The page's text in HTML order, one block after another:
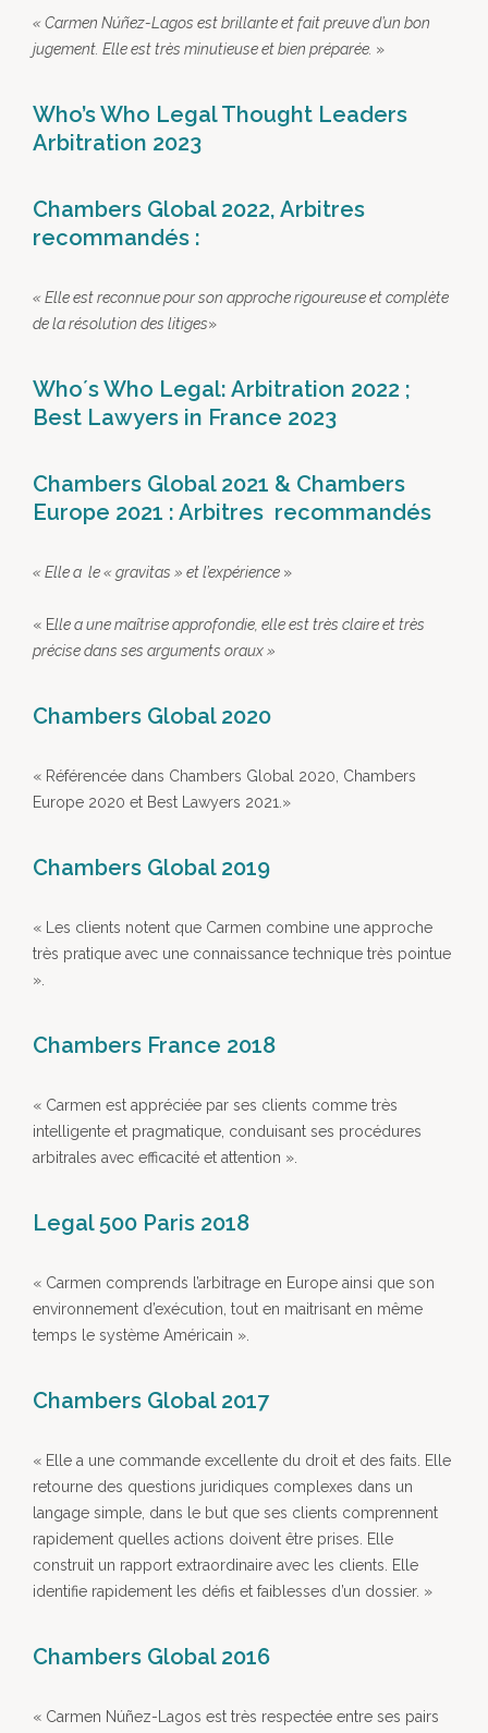
«Carmen Núñez-Lagos est brillante et fait preuve d’un bon
jugement. Elle est très minutieuse et bien préparée. »
Who’s Who Legal Thought Leaders
Arbitration 2023
Chambers Global 2022, Arbitres
recommandés :
«Elle est reconnue pour son approche rigoureuse et complète
de la résolution des litiges»
Who´s Who Legal: Arbitration 2022 ;
Best Lawyers in France 2023
Chambers Global 2021 & Chambers
Europe 2021 : Arbitres recommandés
« Elle a le « gravitas » et l’expérience »
« Elle a une maîtrise approfondie, elle est très claire et très
précise dans ses arguments oraux »
Chambers Global 2020
« Référencée dans Chambers Global 2020, Chambers
Europe 2020 et Best Lawyers 2021.»
Chambers Global 2019
« Les clients notent que Carmen combine une approche
très pratique avec une connaissance technique très pointue
».
Chambers France 2018
« Carmen est appréciée par ses clients comme très
intelligente et pragmatique, conduisant ses procédures
arbitrales avec efficacité et attention ».
Legal 500 Paris 2018
« Carmen comprends l’arbitrage en Europe ainsi que son
environnement d’exécution, tout en maitrisant en même
temps le système Américain ».
Chambers Global 2017
« Elle a une commande excellente du droit et des faits. Elle
retourne des questions juridiques complexes dans un
langage simple, dans le but que ses clients comprennent
rapidement quelles actions doivent être prises. Elle
construit un rapport extraordinaire avec les clients. Elle
identifie rapidement les défis et faiblesses d’un dossier. »
Chambers Global 2016
« Carmen Núñez-Lagos est très respectée entre ses pairs